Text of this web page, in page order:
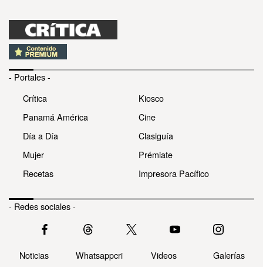
- Portales -
Crítica
Panamá América
Día a Día
Mujer
Recetas
Kiosco
Cine
Clasiguía
Prémiate
Impresora Pacífico
- Redes sociales -
Noticias Whatsappcri Videos Galerías